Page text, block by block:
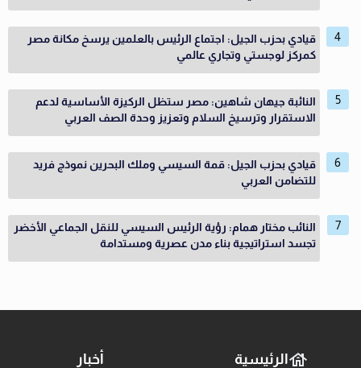
قيادي بحزب الجيل: اجتماع الرئيس بالعلمين يرسخ مكانة مصر
كمركز لوجستي وتجاري عالمي
النائبة جيهان شاهين: مصر ستظل الركيزة الأساسية لدعم
الاستقرار وترسيخ السلام وتعزيز وحدة الصف العربي
قيادي بحزب الجيل: قمة السيسي وملك البحرين نموذج فريد
للتضامن العربي
النائب مختار همام: رؤية الرئيس السيسي للنقل الجماعي الأخضر
تجسد استراتيجية بناء مدن عصرية ومستدامة
الرئيسية أخبار